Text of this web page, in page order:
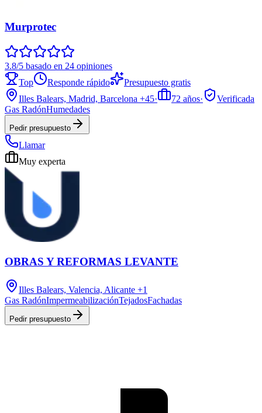
Murprotec
3.8/5 basado en 24 opiniones
Top
Responde rápido
Presupuesto gratis
Illes Balears, Madrid, Barcelona +45· 72 años·
Verificada
Gas RadónHumedades
Pedir presupuesto
Llamar
Muy experta
OBRAS Y REFORMAS LEVANTE
Illes Balears, Valencia, Alicante +1
Gas RadónImpermeabilizaciónTejadosFachadas
Pedir presupuesto